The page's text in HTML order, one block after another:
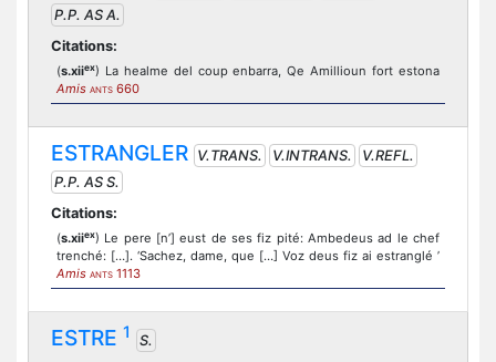
P.P. AS A.
Citations:
(s.xiiex) La healme del coup enbarra, Qe Amillioun fort estona
Amis ANTS 660
ESTRANGLER V.TRANS. V.INTRANS.
V.REFL.
P.P. AS S.
Citations:
(s.xiiex) Le pere [n’] eust de ses fiz pité: Ambedeus ad le chef
trenché: […]. ‘Sachez, dame, que […] Voz deus fiz ai estranglé ’
Amis ANTS 1113
ESTRE 1
S.